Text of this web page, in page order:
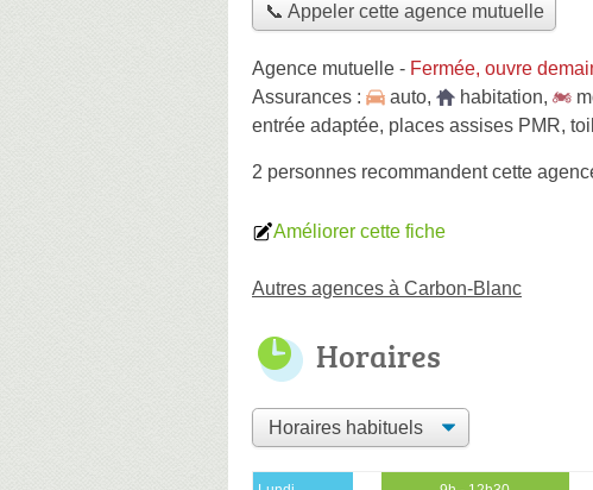
📞 Appeler cette agence mutuelle
Agence mutuelle - Fermée, ouvre
Assurances :
auto, habitation,
entrée adaptée, places assises PMR,
2 personnes recommandentcette
Améliorer cette fiche
Autres agences à Carbon-Blanc
Horaires